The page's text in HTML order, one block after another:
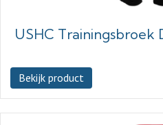
USHC Trainingsbroek
Bekijk product